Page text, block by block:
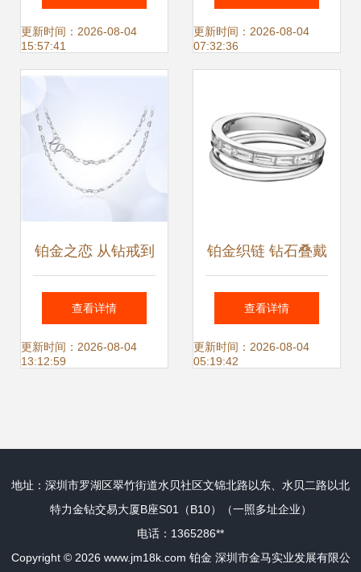
用
更新时间：2026-08-04
15:57:41
盘点
更新时间：2026-08-04
07:32:36
铂金之恋 从钻戒到
对戒的永恒魅力与
价格全解析
查看详情
更新时间：2026-08-04
13:12:59
铂金织链 钻石叠戴
珠宝的层次美学
查看详情
更新时间：2026-08-04
05:19:42
地址：深圳市罗湖区翠竹街道水贝社区文锦北路以东、水贝二路以北
特力金钻交易大厦B座S01（B10）（一照多址企业）
电话：1365286**
Copyright © 2026 www.jm18k.com 铂金 深圳市金马实业发展有限公